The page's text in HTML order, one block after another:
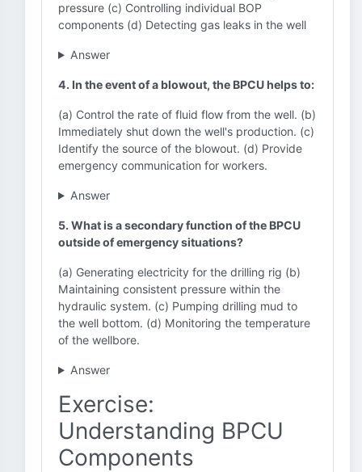
pressure (c) Controlling individual BOP
components (d) Detecting gas leaks in the well
Answer
4. In the event of a blowout, the BPCU helps to:
(a) Control the rate of fluid flow from the well. (b)
Immediately shut down the well's production. (c)
Identify the source of the blowout. (d) Provide
emergency communication for workers.
Answer
5. What is a secondary function of the BPCU
outside of emergency situations?
(a) Generating electricity for the drilling rig (b)
Maintaining consistent pressure within the
hydraulic system. (c) Pumping drilling mud to
the well bottom. (d) Monitoring the temperature
of the wellbore.
Answer
Exercise:
Understanding BPCU
Components